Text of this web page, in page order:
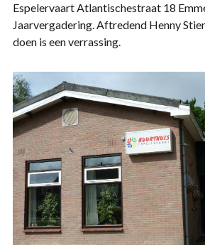
Espelervaart Atlantischestraat 18
Jaarvergadering. Aftredend Henny
doen is een verrassing.